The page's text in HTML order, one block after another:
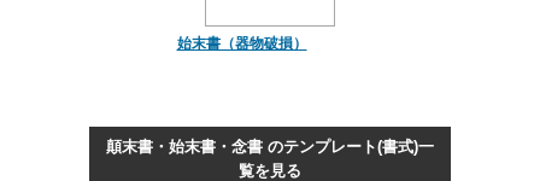
始末書（器物破損）
顛末書・始末書・念書 のテンプレート(書式)一
覧を見る